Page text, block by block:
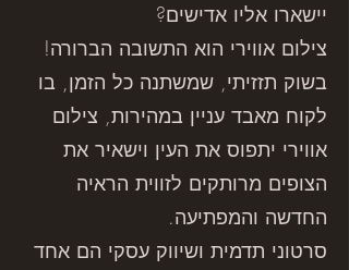
יישארו אליו אדישים?
צילום אווירי הוא התשובה הברורה!
בשוק תזזיתי, שמשתנה כל הזמן, בו
לקוח מאבד עניין במהירות, צילום
אווירי יתפוס את העין וישאיר את
הצופים מרותקים לזווית הראיה
החדשה והמפתיעה.
סרטוני תדמית ושיווק עסקי הם אחד